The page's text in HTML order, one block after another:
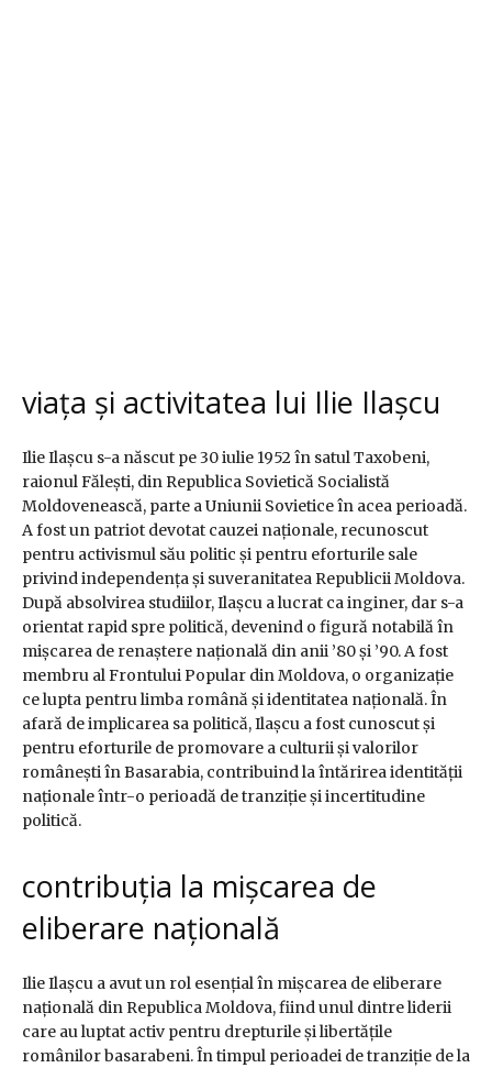
viața și activitatea lui Ilie Ilașcu
Ilie Ilașcu s-a născut pe 30 iulie 1952 în satul Taxobeni,
raionul Fălești, din Republica Sovietică Socialistă
Moldovenească, parte a Uniunii Sovietice în acea perioadă.
A fost un patriot devotat cauzei naționale, recunoscut
pentru activismul său politic și pentru eforturile sale
privind independența și suveranitatea Republicii Moldova.
După absolvirea studiilor, Ilașcu a lucrat ca inginer, dar s-a
orientat rapid spre politică, devenind o figură notabilă în
mișcarea de renaștere națională din anii ’80 și ’90. A fost
membru al Frontului Popular din Moldova, o organizație
ce lupta pentru limba română și identitatea națională. În
afară de implicarea sa politică, Ilașcu a fost cunoscut și
pentru eforturile de promovare a culturii și valorilor
românești în Basarabia, contribuind la întărirea identității
naționale într-o perioadă de tranziție și incertitudine
politică.
contribuția la mișcarea de
eliberare națională
Ilie Ilașcu a avut un rol esențial în mișcarea de eliberare
națională din Republica Moldova, fiind unul dintre liderii
care au luptat activ pentru drepturile și libertățile
românilor basarabeni. În timpul perioadei de tranziție de la